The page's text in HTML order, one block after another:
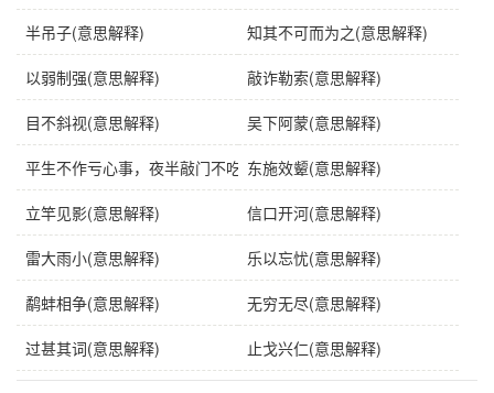
bá
拔
běn
本
sāi sài sè
塞 源
半吊子(意思解释) 知其不可而为之(意思解释)
以弱制强(意思解释) 敲诈勒索(意思解释)
目不斜视(意思解释) 吴下阿蒙(意思解释)
平生不作亏心事，夜半敲门不吃惊(意思解释)
东施效颦(意思解释)
立竿见影(意思解释) 信口开河(意思解释)
雷大雨小(意思解释) 乐以忘忧(意思解释)
鹬蚌相争(意思解释) 无穷无尽(意思解释)
过甚其词(意思解释) 止戈兴仁(意思解释)